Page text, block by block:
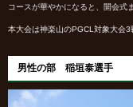
コースが華やかになると、開会式
本大会は神楽山のPGCL対象大会3
男性の部 稲垣泰選手